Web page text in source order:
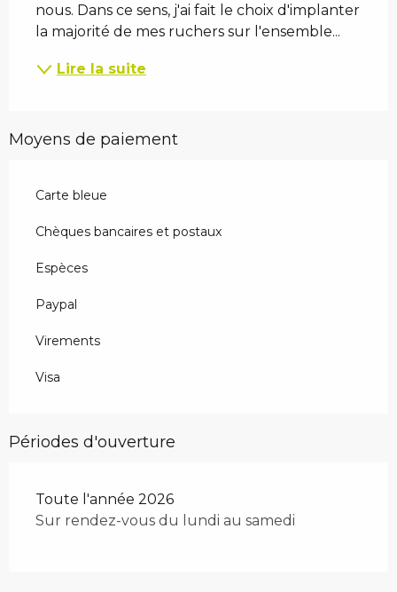
nous. Dans ce sens, j'ai fait le choix d'implanter
la majorité de mes ruchers sur l'ensemble...
Lire la suite
Moyens de paiement
Carte bleue
Chèques bancaires et postaux
Espèces
Paypal
Virements
Visa
Périodes d'ouverture
Toute l'année 2026
Sur rendez-vous du lundi au samedi